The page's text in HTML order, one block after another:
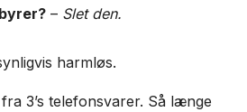
– Slet den.
harmløs.
3’s telefonsvarer. Så længe